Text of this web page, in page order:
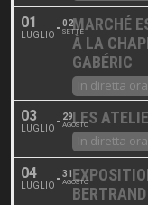
01
LUGLIO
02
SETTEMARCHÉ
À LA
GABÉRIC
In diretta ora
03
LUGLIO
29
AGOSTO
LES
In diretta ora
04
LUGLIO
31
AGOSTO